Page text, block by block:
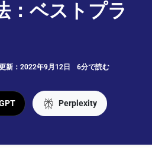
：ベストプラ
新：2022年9月12日 6分で読む
Perplexity